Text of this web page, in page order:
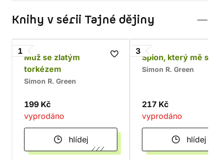
Knihy v sérii Tajné dějiny
1
Muž se zlatým
torkézem
Simon R. Green
199 Kč
vyprodáno
hlídej
3
Špion, který mě
Simon R. Green
217 Kč
vyprodáno
hlídej